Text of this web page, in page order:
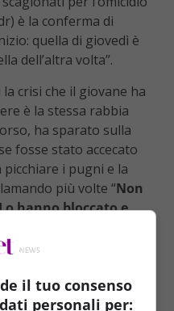
è la conferma di
quella di giovedì è
dell’altra volta”.
crisi che il giovane ha
è la stessa rabbia
ha sparato sulla
fosse stato accecato
picchiare i pugni e la
più volte “Non
hanno bloccato e
–ma quando poi io
quel sabato, dopo la
il tuo consenso
personali per: